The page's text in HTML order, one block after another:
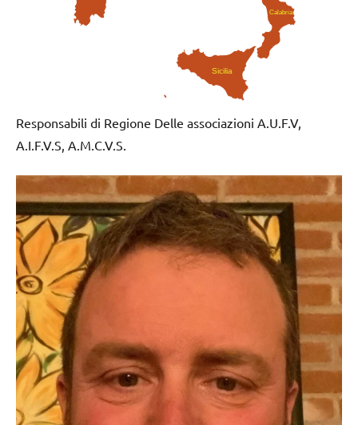
Calabria
Sicilia
Responsabili di Regione Delle associazioni A.U.F.V,
A.I.F.V.S, A.M.C.V.S.